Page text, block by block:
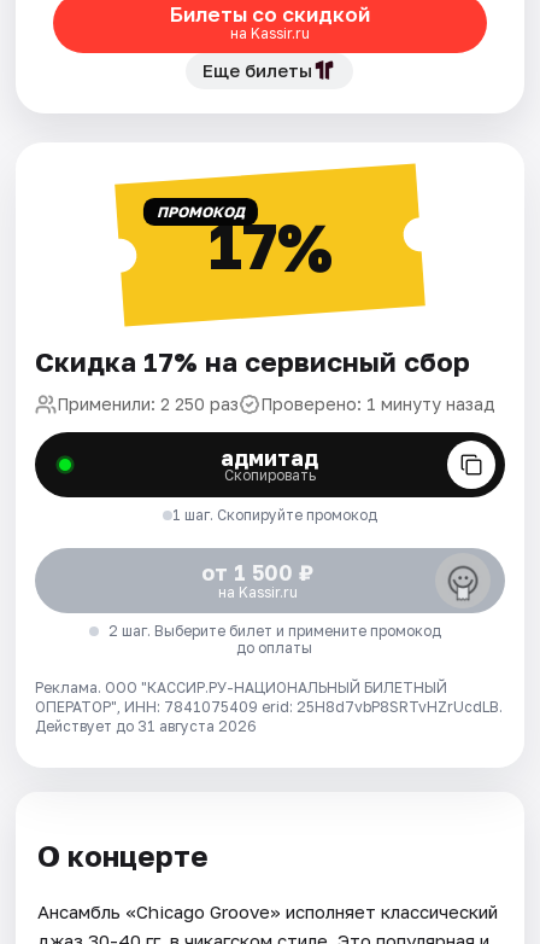
Билеты со скидкой
на Kassir.ru
Еще билеты
ПРОМОКОД17%
Скидка 17% на сервисный сбор
Применили: 2 250 раз Проверено: 1 минуту назад
адмитад
Скопировать
1 шаг. Скопируйте промокод
от 1 500 ₽
на Kassir.ru
2 шаг. Выберите билет и примените промокод
до оплаты
Реклама. ООО "КАССИР.РУ-НАЦИОНАЛЬНЫЙ БИЛЕТНЫЙ
ОПЕРАТОР", ИНН: 7841075409 erid: 25H8d7vbP8SRTvHZrUcdLB.
Действует до 31 августа 2026
О концерте
Ансамбль «Chicago Groove» исполняет классический